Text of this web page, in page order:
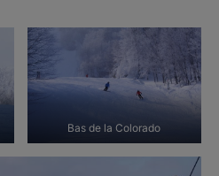
Bas de la Colorado